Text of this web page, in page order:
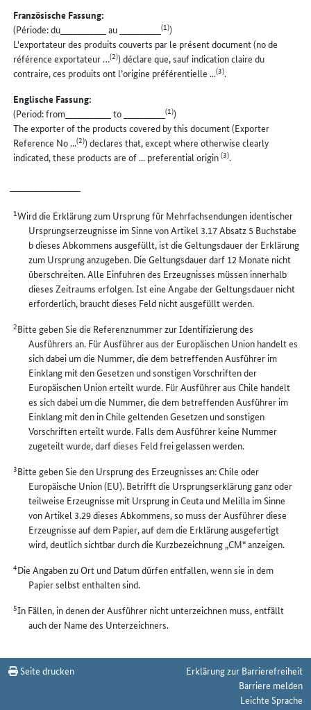
Französische Fassung:
(Période: du___________ au __________ (1))
L'exportateur des produits couverts par le présent document (no de
référence exportateur …(2)) déclare que, sauf indication claire du
contraire, ces produits ont l’origine préférentielle ...(3).
Englische Fassung:
(Period: from___________ to __________ (1))
The exporter of the products covered by this document (Exporter
Reference No ...(2)) declares that, except where otherwise clearly
indicated, these products are of ... preferential origin(3).
1Wird die Erklärung zum Ursprung für Mehrfachsendungen identischer
Ursprungserzeugnisse im Sinne von Artikel 3.17 Absatz 5 Buchstabe
b dieses Abkommens ausgefüllt, ist die Geltungsdauer der Erklärung
zum Ursprung anzugeben. Die Geltungsdauer darf 12 Monate nicht
überschreiten. Alle Einfuhren des Erzeugnisses müssen innerhalb
dieses Zeitraums erfolgen. Ist eine Angabe der Geltungsdauer nicht
erforderlich, braucht dieses Feld nicht ausgefüllt werden.
2Bitte geben Sie die Referenznummer zur Identifizierung des
Ausführers an. Für Ausführer aus der Europäischen Union handelt es
sich dabei um die Nummer, die dem betreffenden Ausführer im
Einklang mit den Gesetzen und sonstigen Vorschriften der
Europäischen Union erteilt wurde. Für Ausführer aus Chile handelt
es sich dabei um die Nummer, die dem betreffenden Ausführer im
Einklang mit den in Chile geltenden Gesetzen und sonstigen
Vorschriften erteilt wurde. Falls dem Ausführer keine Nummer
zugeteilt wurde, darf dieses Feld frei gelassen werden.
3Bitte geben Sie den Ursprung des Erzeugnisses an: Chile oder
Europäische Union (EU). Betrifft die Ursprungserklärung ganz oder
teilweise Erzeugnisse mit Ursprung in Ceuta und Melilla im Sinne
von Artikel 3.29 dieses Abkommens, so muss der Ausführer diese
Erzeugnisse auf dem Papier, auf dem die Erklärung ausgefertigt
wird, deutlich sichtbar durch die Kurzbezeichnung „CM“ anzeigen.
4Die Angaben zu Ort und Datum dürfen entfallen, wenn sie in dem
Papier selbst enthalten sind.
5In Fällen, in denen der Ausführer nicht unterzeichnen muss, entfällt
auch der Name des Unterzeichners.
Seite drucken
Erklärung zur Barrierefreiheit
Barriere melden
Leichte Sprache